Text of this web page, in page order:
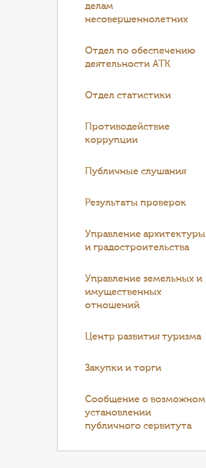
делам
несовершеннолетних
Отдел по обеспечению
деятельности АТК
Отдел статистики
Противодействие
коррупции
Публичные слушания
Результаты проверок
Управление архитектуры
и градостроительства
Управление земельных и
имущественных
отношений
Центр развития туризма
Закупки и торги
Cообщение о возможном
установлении
публичного сервитута